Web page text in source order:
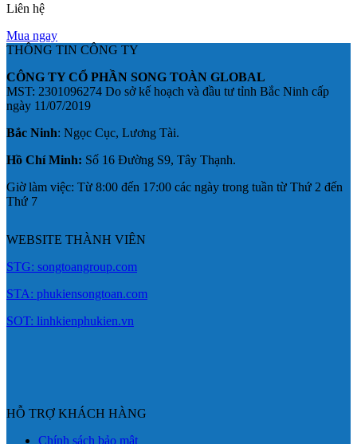
Liên hệ
Mua ngay
THÔNG TIN CÔNG TY
CÔNG TY CỔ PHẦN SONG TOÀN GLOBAL
MST: 2301096274 Do sở kế hoạch và đầu tư tỉnh Bắc Ninh cấp
ngày 11/07/2019
Bắc Ninh: Ngọc Cục, Lương Tài.
Hồ Chí Minh: Số 16 Đường S9, Tây Thạnh.
Giờ làm việc: Từ 8:00 đến 17:00 các ngày trong tuần từ Thứ 2 đến
Thứ 7
WEBSITE THÀNH VIÊN
STG: songtoangroup.com
STA: phukiensongtoan.com
SOT: linhkienphukien.vn
HỖ TRỢ KHÁCH HÀNG
Chính sách bảo mật